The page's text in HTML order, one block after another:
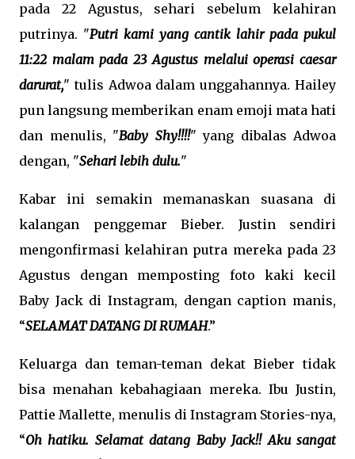
pada 22 Agustus, sehari sebelum kelahiran
putrinya. "Putri kami yang cantik lahir pada pukul
11:22 malam pada 23 Agustus melalui operasi caesar
darurat," tulis Adwoa dalam unggahannya. Hailey
pun langsung memberikan enam emoji mata hati
dan menulis, "Baby Shy!!!!" yang dibalas Adwoa
dengan, "Sehari lebih dulu."
Kabar ini semakin memanaskan suasana di
kalangan penggemar Bieber. Justin sendiri
mengonfirmasi kelahiran putra mereka pada 23
Agustus dengan memposting foto kaki kecil
Baby Jack di Instagram, dengan caption manis,
“SELAMAT DATANG DI RUMAH.”
Keluarga dan teman-teman dekat Bieber tidak
bisa menahan kebahagiaan mereka. Ibu Justin,
Pattie Mallette, menulis di Instagram Stories-nya,
“Oh hatiku. Selamat datang Baby Jack!! Aku sangat